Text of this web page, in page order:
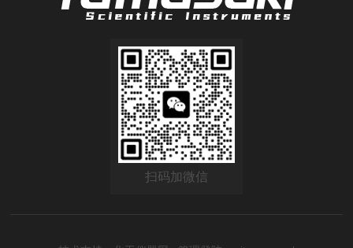
扫码加微信